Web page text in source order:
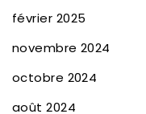
février 2025
novembre 2024
octobre 2024
août 2024